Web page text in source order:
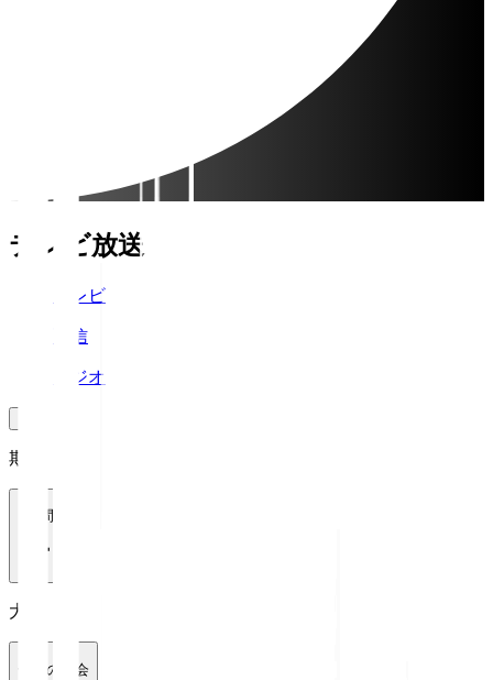
テレビ放送
テレビ
配信
ラジオ
期間
1週間
大会
全ての大会